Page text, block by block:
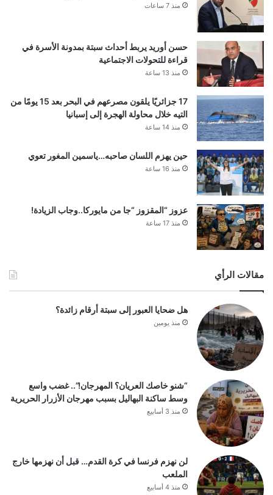
منذ 7 ساعات
حسن أوريد يربط أحداث سبتة بمدونة الأسرة في
قراءة للتحولات الاجتماعية
منذ 13 ساعة
17 جزائريًا يلقون مصرعهم في البحر بعد 15 يومًا من
التيه خلال محاولة الهجرة إلى إسبانيا
منذ 14 ساعة
حين يهزم اللسان صاحبه…ياسمين المغور تعوي
منذ 16 ساعة
عزوز “المقزوز “جا من مايوركا..وجاب الزيادة!
منذ 17 ساعة
مقالات الرأي
هل ضحايا العبور إلى سبتة أرقام زائدة؟
منذ يومين
“شنو خاصك العريان؟ المهرجان!”.. غضب واسع
وسط ساكنة البهاليل بسبب مهرجان الأزرار الحريرية
منذ 3 أسابيع
لن نهزم فرنسا في كرة القدم… قبل أن نهزمها خارج
الملعب
منذ 4 أسابيع